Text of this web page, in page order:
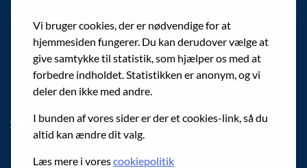
Vi bruger cookies, der er nødvendige for at
hjemmesiden fungerer. Du kan derudover vælge at
give samtykke til statistik, som hjælper os med at
forbedre indholdet. Statistikken er anonym, og vi
deler den ikke med andre.
I bunden af vores sider er der et cookies-link, så du
altid kan ændre dit valg.
Læs mere i vorescookiepolitik
EAN-numre
Cookies
Privatlivspolitik (GDPR)
Sociale medier